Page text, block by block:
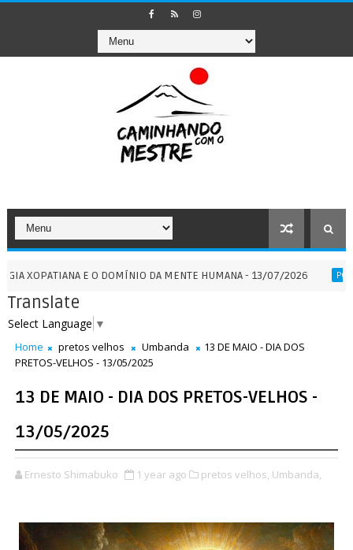
E O DOMÍNIO DA MENTE HUMANA - 13/07/2026 PORTAIS
Translate
Select Language ▼
Home pretos velhos Umbanda
13 DE MAIO - DIA DOS
PRETOS-VELHOS - 13/05/2025
13 DE MAIO - DIA DOS PRETOS-VELHOS -
13/05/2025
Ernesto Shimabuko 1 year ago pretos velhos, Umbanda,